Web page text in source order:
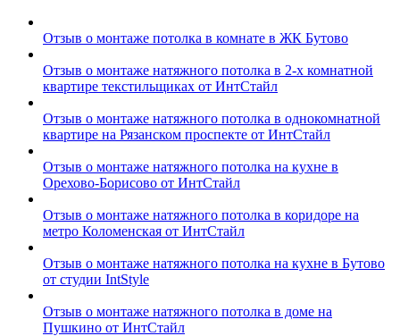
Отзыв о монтаже потолка в комнате в ЖК Бутово
Отзыв о монтаже натяжного потолка в 2-х комнатной
квартире текстильщиках от ИнтСтайл
Отзыв о монтаже натяжного потолка в однокомнатной
квартире на Рязанском проспекте от ИнтСтайл
Отзыв о монтаже натяжного потолка на кухне в
Орехово-Борисово от ИнтСтайл
Отзыв о монтаже натяжного потолка в коридоре на
метро Коломенская от ИнтСтайл
Отзыв о монтаже натяжного потолка на кухне в Бутово
от студии IntStyle
Отзыв о монтаже натяжного потолка в доме на
Пушкино от ИнтСтайл